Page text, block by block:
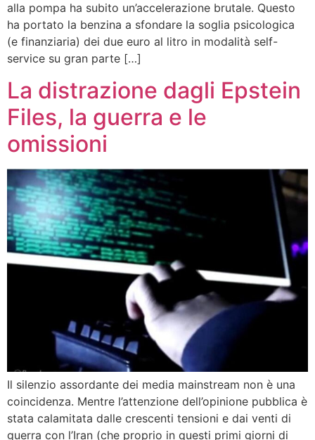
alla pompa ha subito un’accelerazione brutale. Questo
ha portato la benzina a sfondare la soglia psicologica
(e finanziaria) dei due euro al litro in modalità self-
service su gran parte […]
La distrazione dagli Epstein
Files, la guerra e le
omissioni
Il silenzio assordante dei media mainstream non è una
coincidenza. Mentre l’attenzione dell’opinione pubblica è
stata calamitata dalle crescenti tensioni e dai venti di
guerra con l’Iran (che proprio in questi primi giorni di